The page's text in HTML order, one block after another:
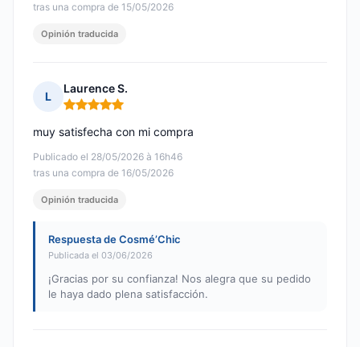
tras una compra de 15/05/2026
Opinión traducida
L
Laurence S.
Nota: 5 de 5
Publicado el 28/05/2026 à 16h46
tras una compra de 16/05/2026
muy satisfecha con mi compra
Opinión traducida
Respuesta de Cosmé’Chic
Publicada el 03/06/2026
¡Gracias por su confianza! Nos alegra que su pedido
le haya dado plena satisfacción.